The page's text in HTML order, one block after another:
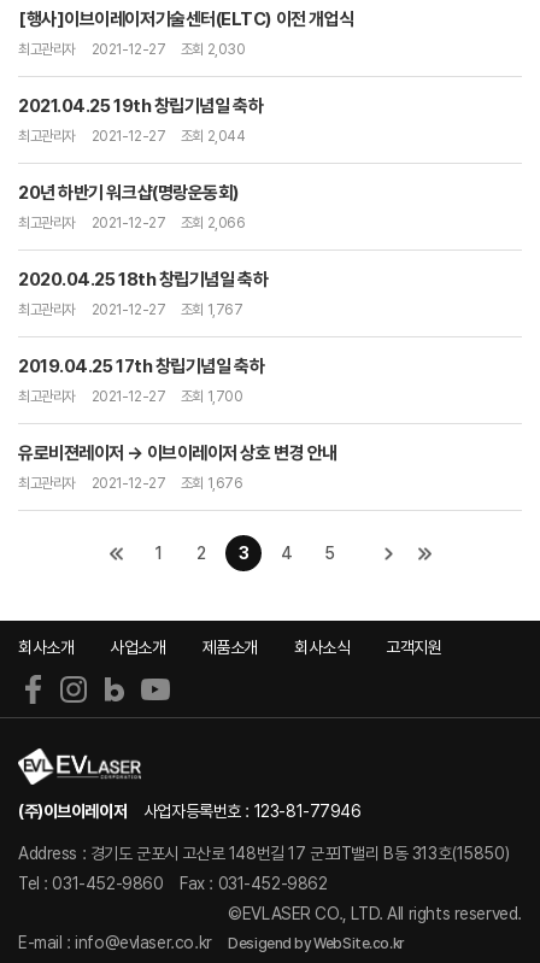
[행사]이브이레이저기술센터(ELTC) 이전 개업식
최고관리자 2021-12-27 조회 2,030
2021.04.25 19th 창립기념일 축하
최고관리자 2021-12-27 조회 2,044
20년 하반기 워크샵(명랑운동회)
최고관리자 2021-12-27 조회 2,066
2020.04.25 18th 창립기념일 축하
최고관리자 2021-12-27 조회 1,767
2019.04.25 17th 창립기념일 축하
최고관리자 2021-12-27 조회 1,700
유로비젼레이저 → 이브이레이저 상호 변경 안내
최고관리자 2021-12-27 조회 1,676
1 2 3 4 5
회사소개 사업소개 제품소개 회사소식 고객지원
(주)이브이레이저 사업자등록번호 : 123-81-77946
Address : 경기도 군포시 고산로 148번길 17 군포IT밸리 B동 313호(15850)
Tel : 031-452-9860
Fax : 031-452-9862
E-mail : info@evlaser.co.kr
©EVLASER CO., LTD. All rights reserved.
Desigend by WebSite.co.kr